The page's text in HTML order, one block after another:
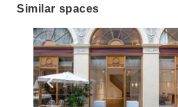
Similar spaces
Show previous slide